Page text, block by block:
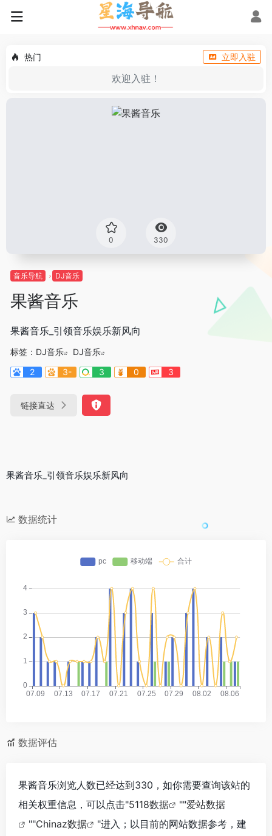
热门 立即入驻
欢迎入驻！
0 330
音乐导航 DJ音乐
果酱音乐
果酱音乐_引领音乐娱乐新风向
标签： DJ音乐
DJ音乐
2
3- 3 0 3
链接直达
果酱音乐_引领音乐娱乐新风向
数据统计
数据评估
果酱音乐浏览人数已经达到330，如你需要查询该站的
相关权重信息，可以点击"5118数据 ""爱站数据
""Chinaz数据
"进入；以目前的网站数据参考，建